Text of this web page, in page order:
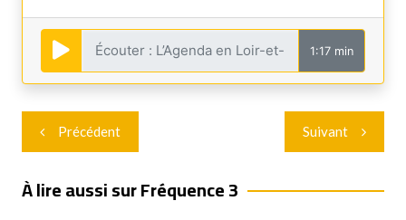
1:17 min
Navigation
de
l’article
Précédent Suivant
À lire aussi sur Fréquence 3